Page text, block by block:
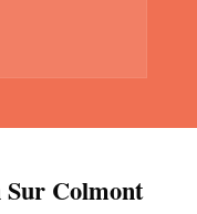
Colmont